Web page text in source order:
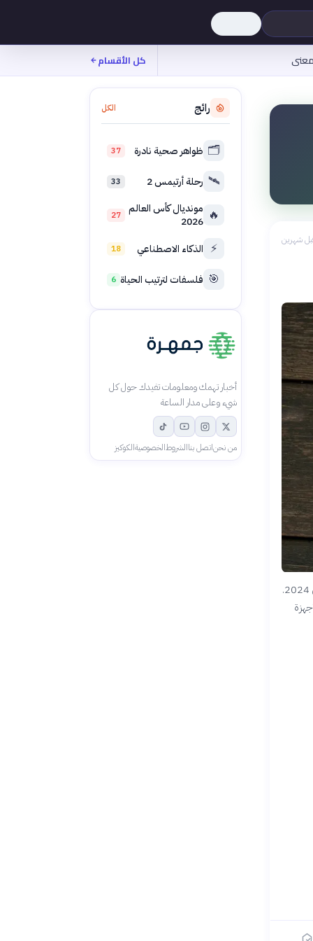
معنى كل الأقسام
شهرين
يشهد سوق الهواتف الذكية نمواً متسارعاً عالمياً، حيث تجاوز عدد المستخدمين 6.8 مليارات شخص في 2024.
رائج الكل
🗂️ ظواهر صحية نادرة 37
🛰️ رحلة أرتيمس 2 33
🔥 مونديال كأس العالم
2026
27
⚡ الذكاء الاصطناعي 18
🎯 فلسفات لترتيب الحياة 6
أخبار تهمك ومعلومات تفيدك حول كل
شيء وعلى مدار الساعة
من نحناتصل بناالشروطالخصوصيةالكوكيز